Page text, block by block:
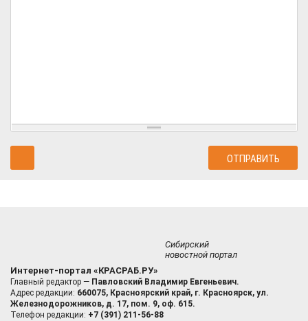
Сибирский
новостной портал
Интернет-портал «КРАСРАБ.РУ»
Главный редактор — Павловский Владимир Евгеньевич.
Адрес редакции: 660075, Красноярский край, г. Красноярск, ул.
Железнодорожников, д. 17, пом. 9, оф. 615.
Телефон редакции: +7 (391) 211-56-88